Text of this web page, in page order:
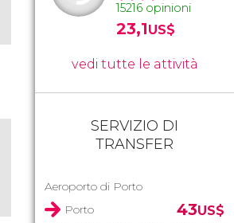
15216 opinioni
23,1US$
vedi tutte le attività
SERVIZIO DI
TRANSFER
Aeroporto di Porto
Porto
43US$